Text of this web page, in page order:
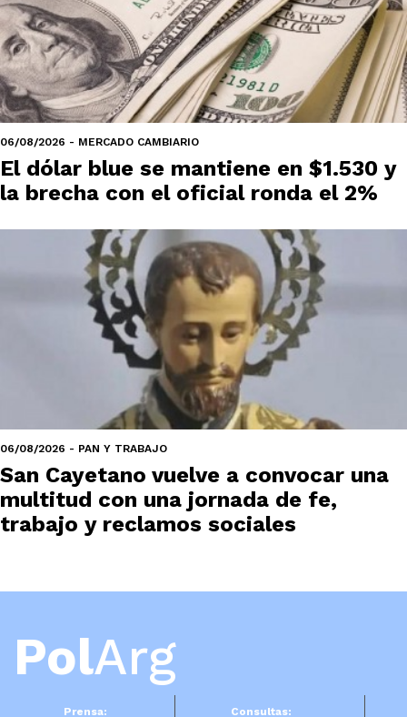
06/08/2026 - MERCADO CAMBIARIO
El dólar blue se mantiene en $1.530 y
la brecha con el oficial ronda el 2%
06/08/2026 - PAN Y TRABAJO
San Cayetano vuelve a convocar una
multitud con una jornada de fe,
trabajo y reclamos sociales
PolArg
Prensa:
Consultas: